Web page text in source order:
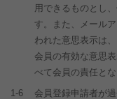
用できるものとし
す。また、メール
われた意思表示は
会員の有効な意思
べて会員の責任とな
1-6
会員登録申請者が